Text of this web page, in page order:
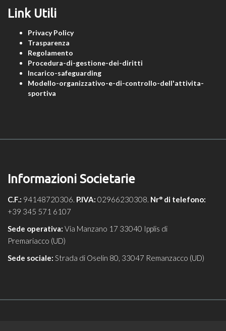
Link Utili
Privacy Policy
Trasparenza
Regolamento
Procedura-di-gestione-dei-diritti
Incarico-safeguarding
Modello-organizzativo-e-di-controllo-dell'attivita-
sportiva
Informazioni Societarie
C.F.: 94148720306. P.IVA: 02966230308. Nr° di telefono:
+39 345 571 6107
Sede operativa: Via Manzano 17 33040 Ipplis di
Premariacco (UD)
Sede sociale: Strada di Oselin 80, 33047 Remanzacco (UD)